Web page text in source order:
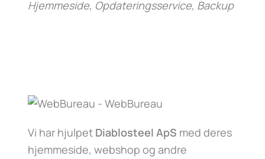
Hjemmeside, Opdateringsservice, Backup
Vi har hjulpet Diablosteel ApS med deres
hjemmeside, webshop og andre